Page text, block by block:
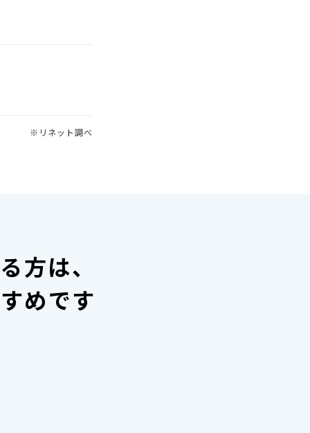
※リネット調べ
方は、
めです